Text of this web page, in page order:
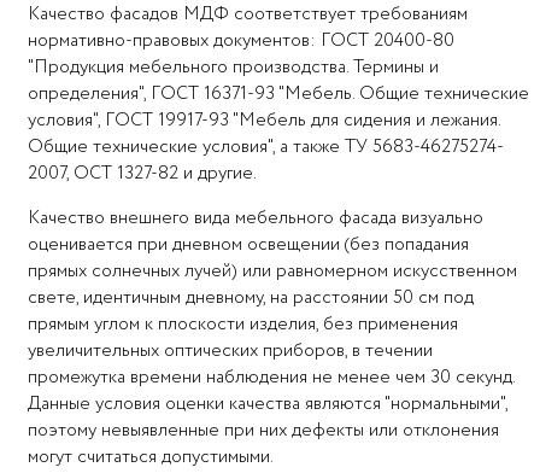
Качество фасадов МДФ соответствует требованиям
нормативно-правовых документов: ГОСТ 20400-80
"Продукция мебельного производства. Термины и
определения", ГОСТ 16371-93 "Мебель. Общие технические
условия", ГОСТ 19917-93 "Мебель для сидения и лежания.
Общие технические условия", а также ТУ 5683-46275274-
2007, ОСТ 1327-82 и другие.
Качество внешнего вида мебельного фасада визуально
оценивается при дневном освещении (без попадания
прямых солнечных лучей) или равномерном искусственном
свете, идентичным дневному, на расстоянии 50 см под
прямым углом к плоскости изделия, без применения
увеличительных оптических приборов, в течении
промежутка времени наблюдения не менее чем 30 секунд.
Данные условия оценки качества являются "нормальными",
поэтому невыявленные при них дефекты или отклонения
могут считаться допустимыми.